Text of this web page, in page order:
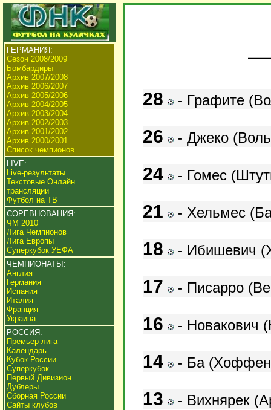
ГЕРМАНИЯ:
Сезон 2008/2009
Бомбардиры
Архив 2007/2008
Архив 2006/2007
Архив 2005/2006
Архив 2004/2005
Архив 2003/2004
Архив 2002/2003
Архив 2001/2002
Архив 2000/2001
Список чемпионов
LIVE:
Live-результаты
Текстовые Онлайн
трансляции
Футбол на ТВ
СОРЕВНОВАНИЯ:
ЧМ 2010
Лига Чемпионов
Лига Европы
Суперкубок УЕФА
ЧЕМПИОНАТЫ:
Англия
Германия
Испания
Италия
Франция
Украина
РОССИЯ:
Премьер-лига
Календарь
Кубок России
Суперкубок
Первый Дивизион
Дублеры
Сборная России
Сайты клубов
28 - Графите
26 - Джеко
24 - Гомес
21 - Хельмес
18 - Ибишевич
17 - Писарро
16 - Новакович
14 - Ба
13 - Вихнярек